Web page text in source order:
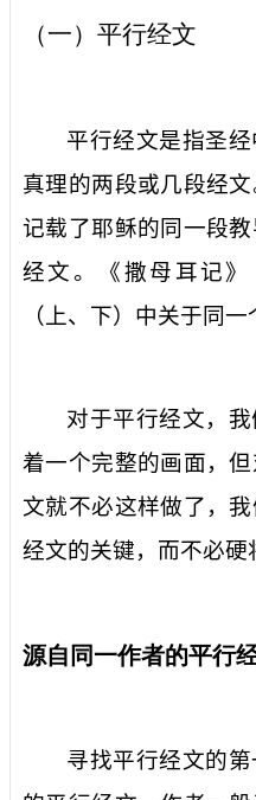
（一）平行经文
平行经文是指圣
真理的两段或几段经
记载了耶稣的同一段
经文。《撒母耳记》
（上、下）中关于同
对于平行经文，
着一个完整的画面，
文就不必这样做了，
经文的关键，而不必硬
源自同一作者的平行
寻找平行经文的